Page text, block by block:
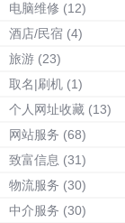
电脑维修 (12)
酒店/民宿 (4)
旅游 (23)
取名|刷机 (1)
个人网址收藏 (13)
网站服务 (68)
致富信息 (31)
物流服务 (30)
中介服务 (30)